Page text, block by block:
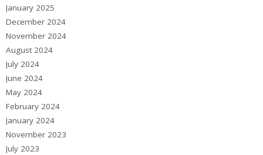
January 2025
December 2024
November 2024
August 2024
July 2024
June 2024
May 2024
February 2024
January 2024
November 2023
July 2023